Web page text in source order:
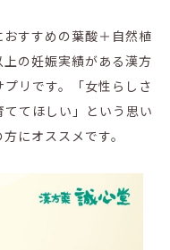
すすめの葉酸＋自然植
の妊娠実績がある漢方
リです。「女性らしさ
てほしい」という思い
にオススメです。